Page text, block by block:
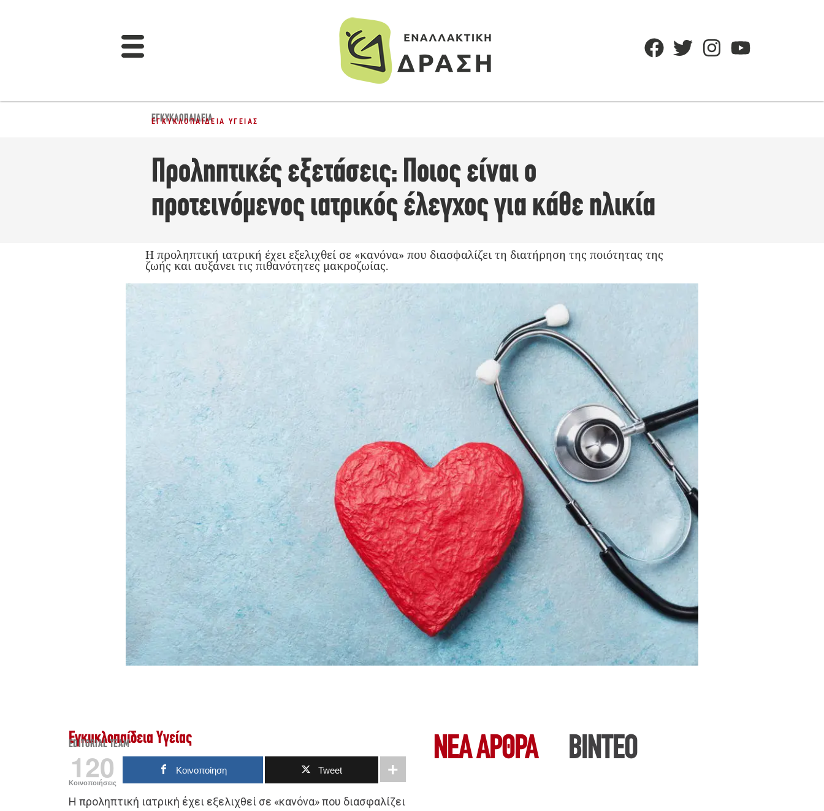
ΕΓΚΥΚΛΟΠΑΙΔΕΙΑ
ΕΓΚΥΚΛΟΠΑΊΔΕΙΑ ΥΓΕΊΑΣ
Προληπτικές εξετάσεις: Ποιος είναι ο
προτεινόμενος ιατρικός έλεγχος για κάθε ηλικία
Η προληπτική ιατρική έχει εξελιχθεί σε «κανόνα» που διασφαλίζει τη διατήρηση της ποιότητας της
ζωής και αυξάνει τις πιθανότητες μακροζωίας.
Εγκυκλοπαίδεια Υγείας
EDITORIAL TEAM
120
Κοινοποιήσεις
Κοινοποίηση Tweet
Η προληπτική ιατρική έχει εξελιχθεί σε «κανόνα» που διασφαλίζει
ΝΕΑ ΆΡΘΡΑ ΒΙΝΤΕΟ